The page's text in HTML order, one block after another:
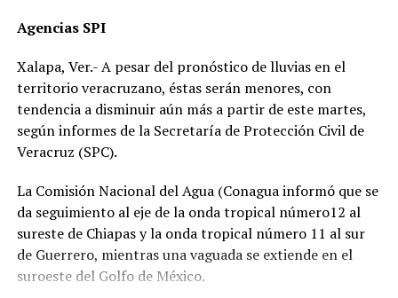
“Hoy fue mi Abraham,
mañana puede ser alguien
de tu familia. El homicida
sigue libre y operando en
las carreteras”, expresó un
familiar, exigiendo justicia.
El caso ha encendido el debate sobre la corrupción en la
Fiscalía y la impunidad que beneficia a conductores
responsables de muertes viales.
Agencias SPI
Xalapa, Ver.- A pesar del pronóstico de lluvias en el
territorio veracruzano, éstas serán menores, con
tendencia a disminuir aún más a partir de este martes,
según informes de la Secretaría de Protección Civil de
Veracruz (SPC).
La Comisión Nacional del Agua (Conagua informó que se
da seguimiento al eje de la onda tropical número12 al
sureste de Chiapas y la onda tropical número 11 al sur
de Guerrero, mientras una vaguada se extiende en el
suroeste del Golfo de México.